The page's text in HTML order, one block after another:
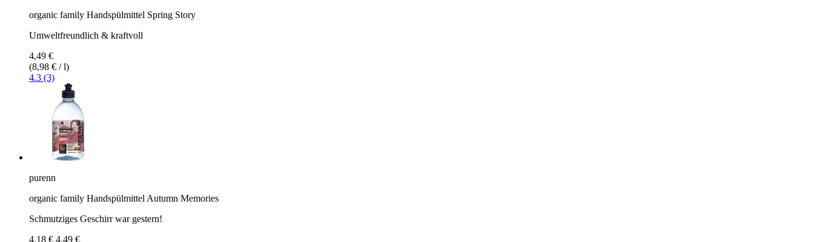
organic family Handspülmittel Spring Story
Umweltfreundlich & kraftvoll
4,49 €
(8,98 € / l)
4.3 (3)
purenn
organic family Handspülmittel Autumn Memories
Schmutziges Geschirr war gestern!
4,18 € 4,49 €